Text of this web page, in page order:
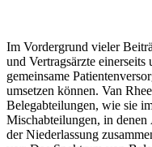
Im Vordergrund vieler
und Vertragsärzte
gemeinsame
umsetzen können. Van
Belegabteilungen, wie sie
Mischabteilungen, in denen
der Niederlassung